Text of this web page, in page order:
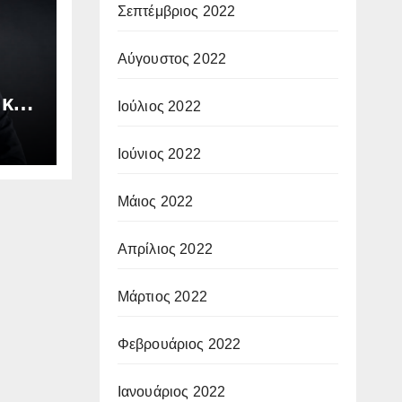
Σεπτέμβριος 2022
Αύγουστος 2022
Ιούλιος 2022
Ιούνιος 2022
Μάιος 2022
Απρίλιος 2022
Μάρτιος 2022
Φεβρουάριος 2022
Ιανουάριος 2022